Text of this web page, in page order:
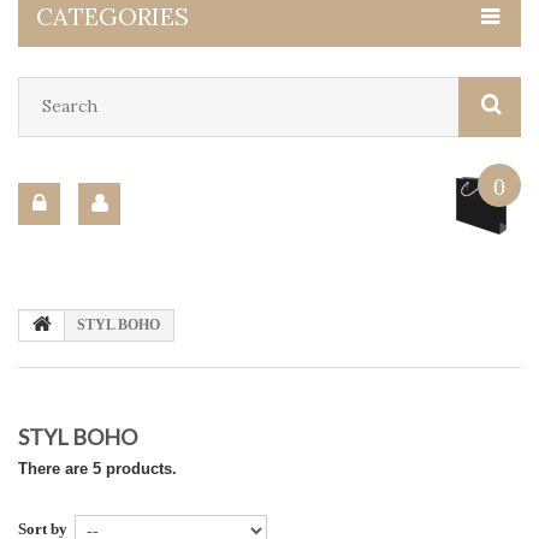
CATEGORIES
0
STYL BOHO
STYL BOHO
There are 5 products.
Sort by